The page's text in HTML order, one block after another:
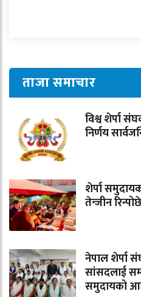
ताजा समाचार
विश्व शेर्पा
निर्णय
शेर्पा
तेन्जीन
नेपाल शेर्पा
सांसदलाई
समुदायको